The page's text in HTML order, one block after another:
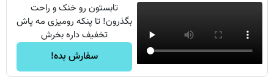
تابستون رو خنک و راحت
بگذرون! تا پنکه رومیزی مه پاش
تخفیف داره بخرش
سفارش بده!